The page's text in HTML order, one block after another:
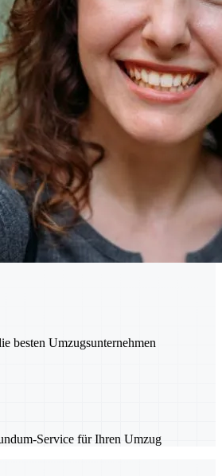
besten Umzugsunternehmen
Service für Ihren Umzug